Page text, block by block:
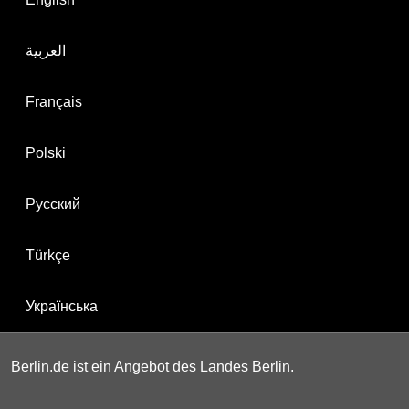
العربية
Français
Polski
Русский
Türkçe
Українська
Berlin.de ist ein Angebot des Landes Berlin.